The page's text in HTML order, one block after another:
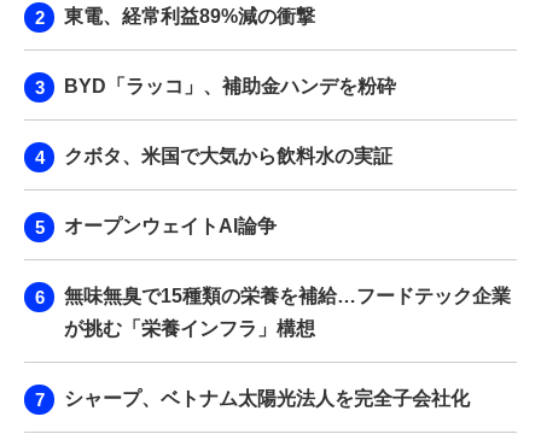
東電、経常利益89%減の衝撃
BYD「ラッコ」、補助金ハンデを粉砕
クボタ、米国で大気から飲料水の実証
オープンウェイトAI論争
無味無臭で15種類の栄養を補給…フードテック企業
が挑む「栄養インフラ」構想
シャープ、ベトナム太陽光法人を完全子会社化